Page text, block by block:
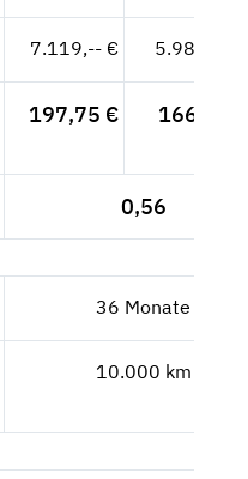
7.119,-- € 5.982,35
197,75 € 166,18 €
0,56
36 Monate
10.000 km